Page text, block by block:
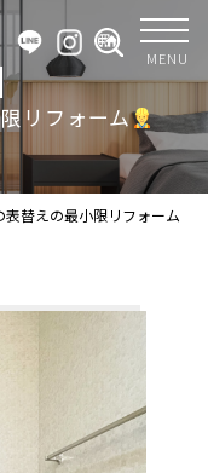
MENU
リフォーム
表替えの最小限リフォーム